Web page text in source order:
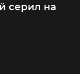
серил на